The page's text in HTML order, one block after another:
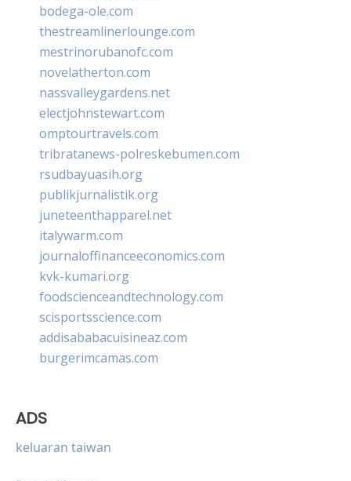
bodega-ole.com
thestreamlinerlounge.com
mestrinorubanofc.com
novelatherton.com
nassvalleygardens.net
electjohnstewart.com
omptourtravels.com
tribratanews-polreskebumen.com
rsudbayuasih.org
publikjurnalistik.org
juneteenthapparel.net
italywarm.com
journaloffinanceeconomics.com
kvk-kumari.org
foodscienceandtechnology.com
scisportsscience.com
addisababacuisineaz.com
burgerimcamas.com
ADS
keluaran taiwan